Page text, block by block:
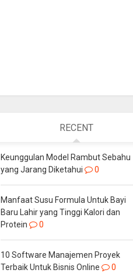
RECENT
Keunggulan Model Rambut Sebahu
yang Jarang Diketahui
0
Manfaat Susu Formula Untuk Bayi
Baru Lahir yang Tinggi Kalori dan
Protein
0
10 Software Manajemen Proyek
Terbaik Untuk Bisnis Online
0